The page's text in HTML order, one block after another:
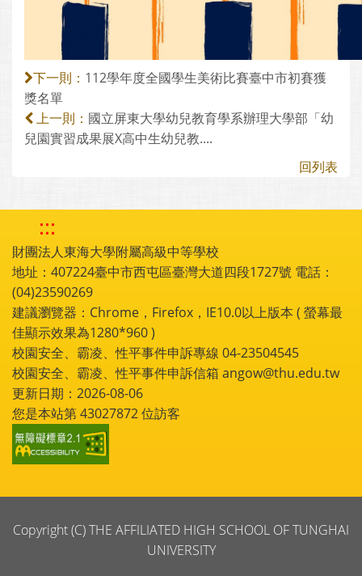
下一則： 112學年度全國學生美術比賽臺中市初賽獲
獎名單
上一則： 國立屏東大學幼兒教育學系辦理大學部「幼
兒園實習成果展X高中生幼兒教....
回列表
:::
財團法人東海大學附屬高級中等學校
地址：407224臺中市西屯區臺灣大道四段1727號 電話：
(04)23590269
建議瀏覽器：Chrome，Firefox，IE10.0以上版本 ( 螢幕最
佳顯示效果為1280*960 )
校園安全、霸凌、性平事件申訴專線 04-23504545
校園安全、霸凌、性平事件申訴信箱 angow@thu.edu.tw
更新日期：2026-08-06
您是本站第43027872位訪客
Copyright (C) THE AFFILIATED HIGH SCHOOL OF TUNGHAI
UNIVERSITY